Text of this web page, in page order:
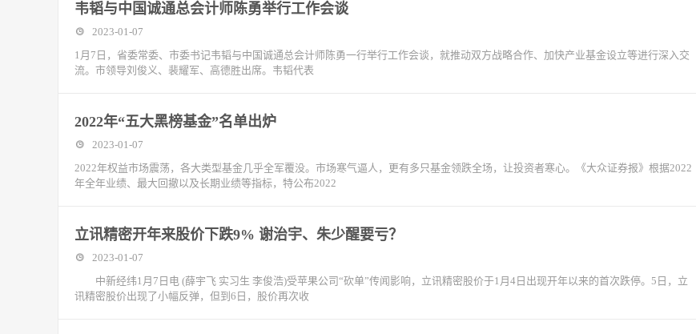
韦韬与中国诚通总会计师陈勇举行工作会谈
2023-01-07
1月7日，省委常委、市委书记韦韬与中国诚通总会计师陈勇一行举行工作会谈，就推动双方战略合作、加快产业基金设立等进行深入交
流。市领导刘俊义、裴耀军、高德胜出席。韦韬代表
2022年“五大黑榜基金”名单出炉
2023-01-07
2022年权益市场震荡，各大类型基金几乎全军覆没。市场寒气逼人，更有多只基金领跌全场，让投资者寒心。《大众证券报》根据2022
年全年业绩、最大回撤以及长期业绩等指标，特公布2022
立讯精密开年来股价下跌9% 谢治宇、朱少醒要亏？
2023-01-07
中新经纬1月7日电 (薛宇飞 实习生 李俊浩)受苹果公司“砍单”传闻影响，立讯精密股价于1月4日出现开年以来的首次跌停。5日，立
讯精密股价出现了小幅反弹，但到6日，股价再次收